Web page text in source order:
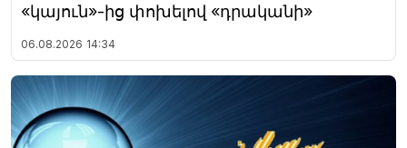
«կայուն»-ից փոխելով «դրականի»
06.08.2026 14:34